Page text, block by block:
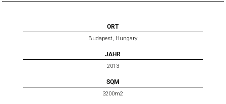
ORT
Budapest, Hungary
JAHR
2013
SQM
3200m2